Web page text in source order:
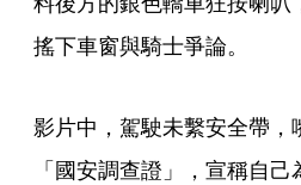
搖下車窗與騎士爭論。
影片中，駕駛未繫安全帶
「國安調查證」，宣稱自